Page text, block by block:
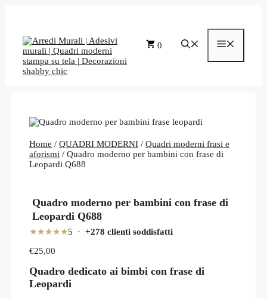
0
Home / QUADRI MODERNI / Quadri moderni frasi e
aforismi / Quadro moderno per bambini con frase di
Leopardi Q688
Quadro moderno per bambini con frase di
Leopardi Q688
★★★★★5 · +278 clienti soddisfatti
€25,00
Quadro dedicato ai bimbi con frase di
Leopardi